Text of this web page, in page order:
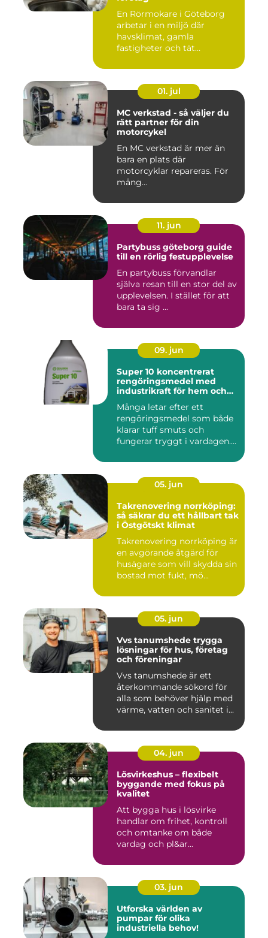
En Rörmokare i Göteborg
arbetar i en miljö där
havsklimat, gamla
fastigheter och tät
01. jul
MC verkstad - så väljer du
rätt partner för din
motorcykel
En MC verkstad är mer än
bara en plats där
motorcyklar repareras. För
mång...
11. jun
Partybuss göteborg guide
till en rörlig festupplevelse
En partybuss förvandlar
själva resan till en stor del av
upplevelsen. I stället för att
bara ta sig ...
09. jun
Super 10 koncentrerat
rengöringsmedel med
industrikraft för hem och
Många letar efter ett
rengöringsmedel som både
klarar tuff smuts och
fungerar tryggt i vardagen.
05. jun
Takrenovering norrköping:
så säkrar du ett hållbart tak
i Östgötskt klimat
Takrenovering norrköping är
en avgörande åtgärd för
husägare som vill skydda sin
bostad mot fukt, mö...
05. jun
Vvs tanumshede trygga
lösningar för hus, företag
och föreningar
Vvs tanumshede är ett
återkommande sökord för
alla som behöver hjälp med
värme, vatten och sanitet i...
04. jun
Lösvirkeshus – flexibelt
byggande med fokus på
kvalitet
Att bygga hus i lösvirke
handlar om frihet, kontroll
och omtanke om både
vardag och pl&ar...
03. jun
Utforska världen av
pumpar för olika
industriella behov!